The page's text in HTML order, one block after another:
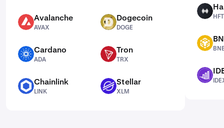
AVAX Avalanche
AVAX
DOGE Dogecoin
DOGE
ADA Cardano
ADA
TRX Tron
TRX
Chainlink
LINK
XLM Stellar
XLM
HFT
HFT
BNB
IDEX